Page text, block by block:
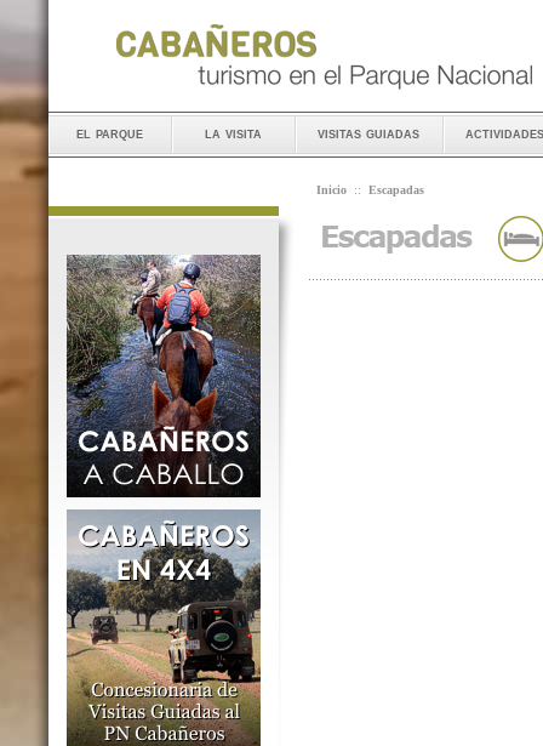
el parque la visita visitas guiadas actividades
Inicio :: Escapadas